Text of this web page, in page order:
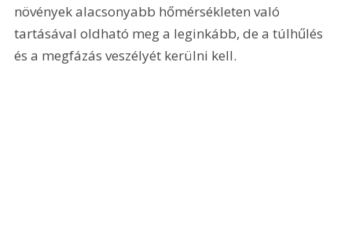
növények alacsonyabb hőmérsékleten való
tartásával oldható meg a leginkább, de a túlhűlés
és a megfázás veszélyét kerülni kell.